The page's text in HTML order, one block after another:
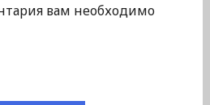
вам необходимо